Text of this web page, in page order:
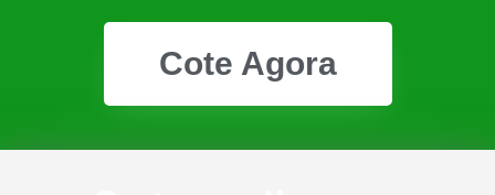
Cote Agora